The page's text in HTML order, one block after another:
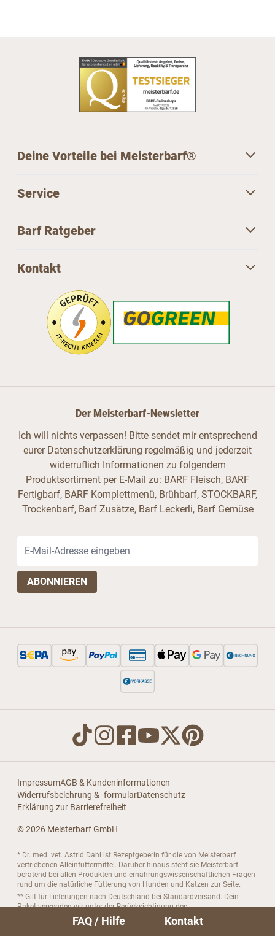
Deine Vorteile bei Meisterbarf®
Service
Barf Ratgeber
Kontakt
Der Meisterbarf-Newsletter
Ich will nichts verpassen! Bitte sendet mir entsprechend
eurer Datenschutzerklärung regelmäßig und jederzeit
widerruflich Informationen zu folgendem
Produktsortiment per E-Mail zu: BARF Fleisch, BARF
Fertigbarf, BARF Komplettmenü, Brühbarf, STOCKBARF,
Trockenbarf, Barf Zusätze, Barf Leckerli, Barf Gemüse
ImpressumAGB & Kundeninformationen
Widerrufsbelehrung & -formularDatenschutz
Erklärung zur Barrierefreiheit
© 2026 Meisterbarf GmbH
* Dr. med. vet. Astrid Dahl ist Rezeptgeberin für die von Meisterbarf
vertriebenen Alleinfuttermittel. Darüber hinaus steht sie Meisterbarf
beratend bei allen Produkten und ernährungswissenschaftlichen Fragen
rund um die natürliche Fütterung von Hunden und Katzen zur Seite.
** Gilt für Lieferungen nach Deutschland bei Standardversand. Dein
Paket versenden wir unter der Berücksichtigung des
Mindestbestellwertes von 39 € und der Mindestbestellmenge von 8 kg für
Tiefkühlartikel pro angefangenem Paket, deutschlandweit
FAQ / Hilfe Kontakt